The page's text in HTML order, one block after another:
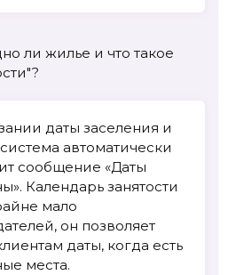
ли жилье и что такое
даты заселения и
автоматически
сообщение «Даты
Календарь занятости
мало
он позволяет
даты, когда есть
места.